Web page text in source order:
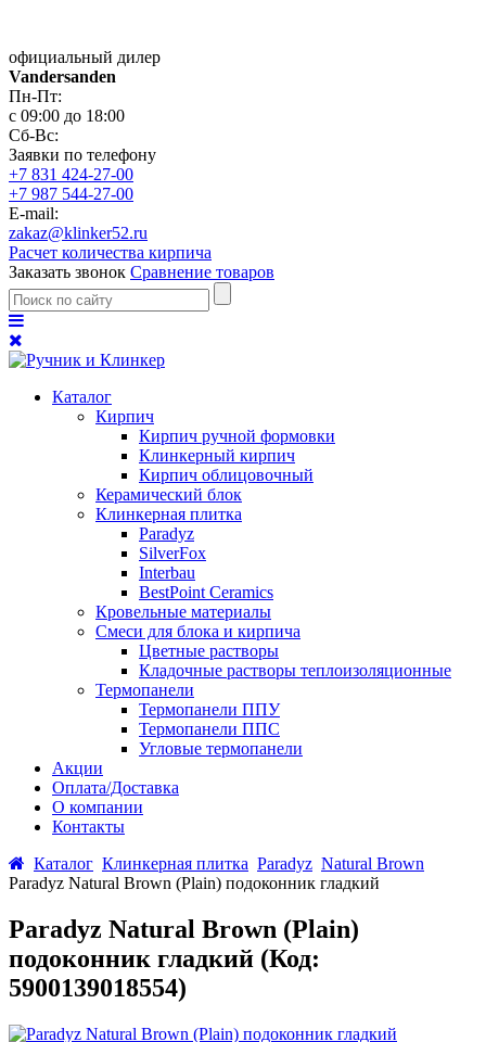
официальный дилер
Vandersanden
Пн-Пт:
с 09:00 до 18:00
Сб-Вс:
Заявки по телефону
+7 831 424-27-00
+7 987 544-27-00
E-mail:
zakaz@klinker52.ru
Расчет количества кирпича
Заказать звонок Сравнение товаров
Каталог
Кирпич
Кирпич ручной формовки
Клинкерный кирпич
Кирпич облицовочный
Керамический блок
Клинкерная плитка
Paradyz
SilverFox
Interbau
BestPoint Ceramics
Кровельные материалы
Смеси для блока и кирпича
Цветные растворы
Кладочные растворы теплоизоляционные
Термопанели
Термопанели ППУ
Термопанели ППС
Угловые термопанели
Акции
Оплата/Доставка
О компании
Контакты
Каталог Клинкерная плитка Paradyz Natural Brown
Paradyz Natural Brown (Plain) подоконник гладкий
Paradyz Natural Brown (Plain)
подоконник гладкий (Код:
5900139018554)